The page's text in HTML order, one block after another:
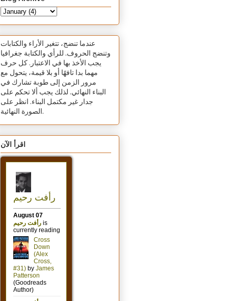
عندما تنضج، تتغير الأراء والكتابات
وتنضج الحروف. للرأي والكتابة جغرافيا
يجب الأخذ بها في الاعتبار. كل حرف
مهما بدا تافهًا أو بلا قيمة، يتحول مع
مرور الزمن إلى طوبة تشارك في
البناء النهائي. لذلك يجب ألا تحكم على
جدار غير مكتمل البناء. انظر على
الصورة النهائية.
اقرأ الآن